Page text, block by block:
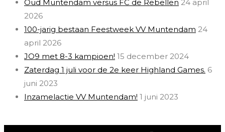
Oud Muntendam versus FC de Rebellen 24 april
2026
100-jarig bestaan Feestweek VV Muntendam 24
april 2026
JO9 met 8-3 kampioen! 15 december 2024
Zaterdag 1 juli voor de 2e keer Highland Games. 6
juni 2023
Inzamelactie VV Muntendam! 1 juni 2023